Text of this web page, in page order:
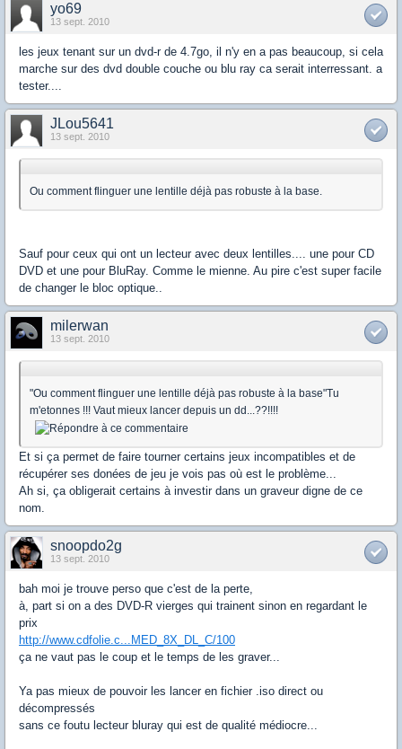
yo69
13 sept. 2010
les jeux tenant sur un dvd-r de 4.7go, il n'y en a pas beaucoup, si cela
marche sur des dvd double couche ou blu ray ca serait interressant. a
tester....
JLou5641
13 sept. 2010
Ou comment flinguer une lentille déjà pas robuste à la base.
Sauf pour ceux qui ont un lecteur avec deux lentilles.... une pour CD
DVD et une pour BluRay. Comme le mienne. Au pire c'est super facile
de changer le bloc optique..
milerwan
13 sept. 2010
"Ou comment flinguer une lentille déjà pas robuste à la base"Tu
m'etonnes !!! Vaut mieux lancer depuis un dd...??!!!!
Et si ça permet de faire tourner certains jeux incompatibles et de
récupérer ses donées de jeu je vois pas où est le problème...
Ah si, ça obligerait certains à investir dans un graveur digne de ce
nom.
snoopdo2g
13 sept. 2010
bah moi je trouve perso que c'est de la perte,
à, part si on a des DVD-R vierges qui trainent sinon en regardant le
prix
http://www.cdfolie.c...MED_8X_DL_C/100
ça ne vaut pas le coup et le temps de les graver...
Ya pas mieux de pouvoir les lancer en fichier .iso direct ou
décompressés
sans ce foutu lecteur bluray qui est de qualité médiocre...